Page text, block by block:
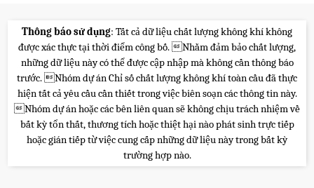
Thông báo sử dụng: Tất cả dữ liệu chất lượng không khí không
được xác thực tại thời điểm công bố. Nhằm đảm bảo chất lượng,
những dữ liệu này có thể được cập nhập mà không cần thông báo
trước. Nhóm dự án Chỉ số chất lượng không khí toàn cầu đã thực
hiện tất cả yêu cầu cần thiết trong việc biên soạn các thông tin này.
Nhóm dự án hoặc các bên liên quan sẽ không chịu trách nhiệm về
bất kỳ tổn thất, thương tích hoặc thiệt hại nào phát sinh trực tiếp
hoặc gián tiếp từ việc cung cấp những dữ liệu này trong bất kỳ
trường hợp nào.